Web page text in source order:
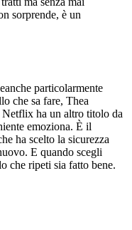
sorprende, è un
particolarmente
che sa fare, Thea
ha un altro titolo da
emoziona. È il
ha scelto la sicurezza
E quando scegli
che ripeti sia fatto bene.